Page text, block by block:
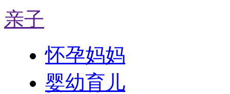
亲子
怀孕妈妈
婴幼育儿